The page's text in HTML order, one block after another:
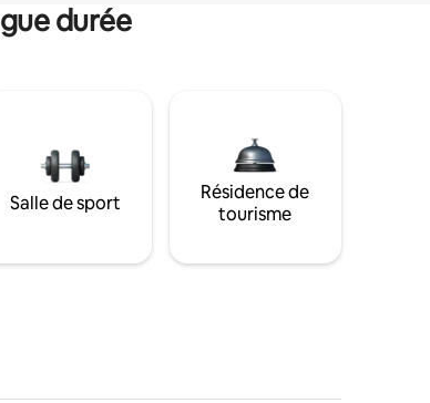
durée
Salle de sport
Résidence de
tourisme